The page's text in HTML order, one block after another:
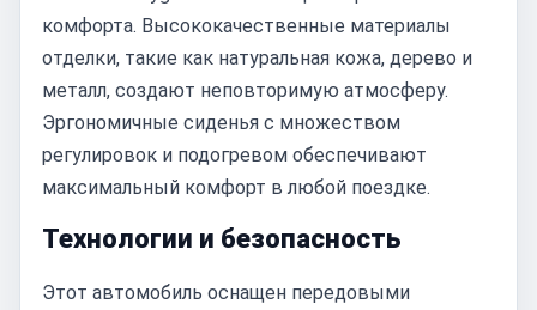
комфорта. Высококачественные материалы
отделки, такие как натуральная кожа, дерево и
металл, создают неповторимую атмосферу.
Эргономичные сиденья с множеством
регулировок и подогревом обеспечивают
максимальный комфорт в любой поездке.
Технологии и безопасность
Этот автомобиль оснащен передовыми